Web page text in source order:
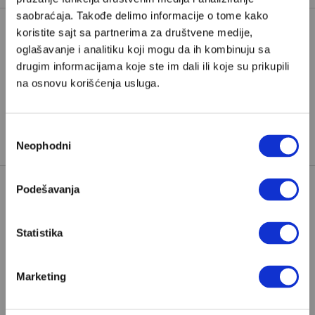
saobraćaja. Takođe delimo informacije o tome kako
koristite sajt sa partnerima za društvene medije,
oglašavanje i analitiku koji mogu da ih kombinuju sa
drugim informacijama koje ste im dali ili koje su prikupili
na osnovu korišćenja usluga.
сагласности
Neophodni
Podešavanja
Statistika
Marketing
TAGOVI:
IVAN PERIŠIĆ
LUKA MODRIĆ
LUKA VUŠKOVIĆ
POPULARNO